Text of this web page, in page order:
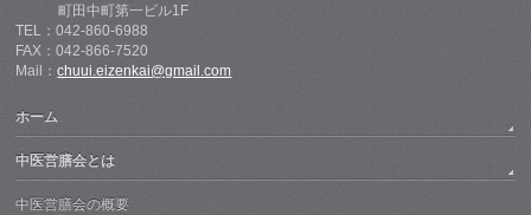
町田中町第一ビル1F
TEL：042-860-6988
FAX：042-866-7520
Mail：chuui.eizenkai@gmail.com
ホーム
中医営膳会とは
中医営膳会の概要